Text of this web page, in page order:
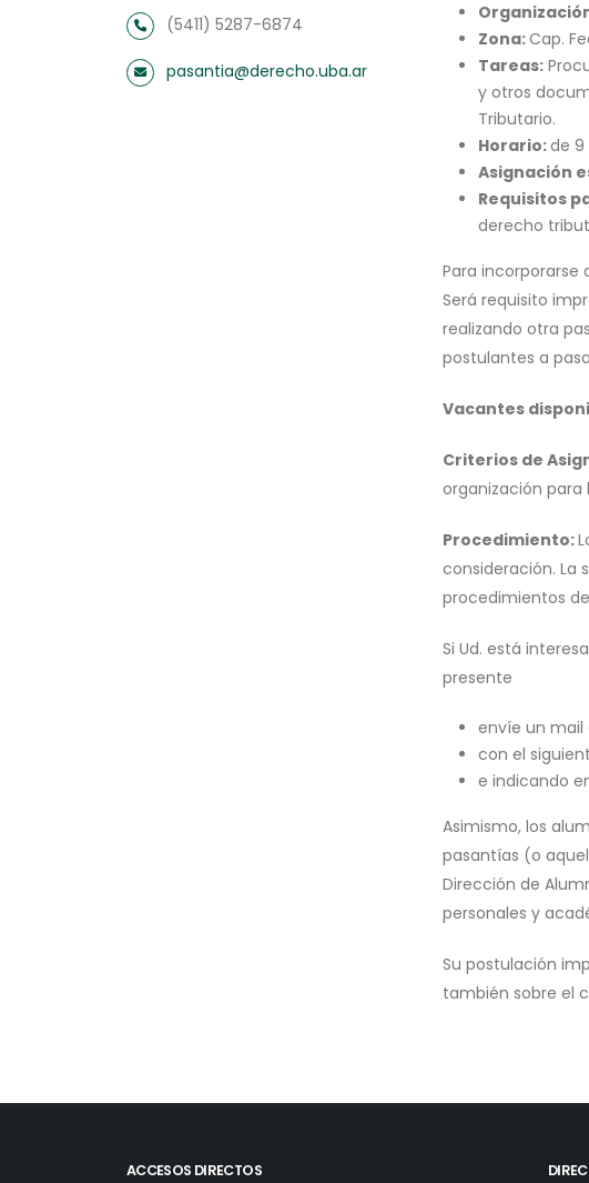
(5411) 5287-6874
pasantia@derecho.uba.ar
Zona:Cap.
Tareas:
y otros
Tributario.
Horario:de 9
Asignación
Requisitos
derecho
Para incorporarse
Será requisito
realizando otra
postulantes a
Vacantes
Criterios de
organización
Procedimiento:
consideración. La
procedimientos
Si Ud. está
presente
envíe un mail
con el
e indicando
Asimismo, los
pasantías (o
Dirección de
personales y
Su postulación
también sobre el
ACCESOS DIRECTOS